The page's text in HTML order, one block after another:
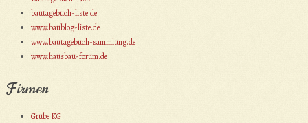
bautagebuch-liste.de
www.baublog-liste.de
www.bautagebuch-sammlung.de
www.hausbau-forum.de
Firmen
Grube KG